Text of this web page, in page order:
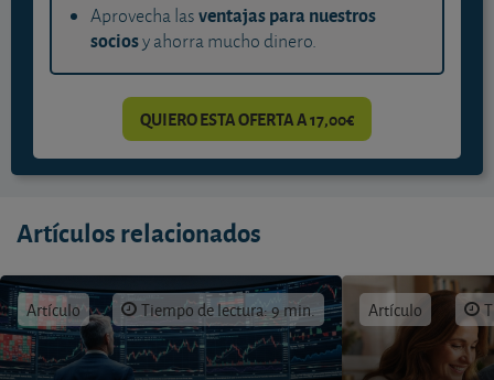
Aprovecha lasventajas para nuestros
sociosy ahorra mucho dinero.
QUIERO ESTA OFERTA A 17,00€
Artículos relacionados
Artículo Tiempo de lectura: 9 min. Artículo